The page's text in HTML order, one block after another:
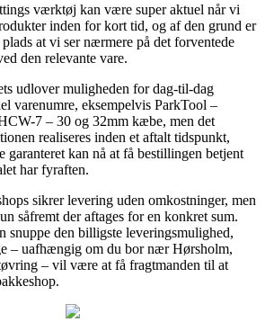
værktøj kan være super aktuel når vi
inden for kort tid, og af den grund er
at vi ser nærmere på det forventede
den relevante vare.
udlover muligheden for dag-til-dag
varenumre, eksempelvis ParkTool –
7 – 30 og 32mm kæbe, men det
realiseres inden et aftalt tidspunkt,
garanteret kan nå at få bestillingen betjent
har fyraften.
sikrer levering uden omkostninger, men
såfremt der aftages for en konkret sum.
snuppe den billigste leveringsmulighed,
– uafhængig om du bor nær Hørsholm,
– vil være at få fragtmanden til at